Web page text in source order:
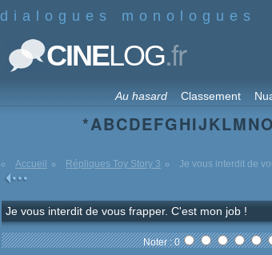
dialogues monologues
CINELOG.fr
Au hasard Classement
*ABCDEFGHIJKLMNO
Accueil Répliques Toy Story 3 Je vous interdit de
Je vous interdit de vous frapper. C'est mon job !
Noter : 0